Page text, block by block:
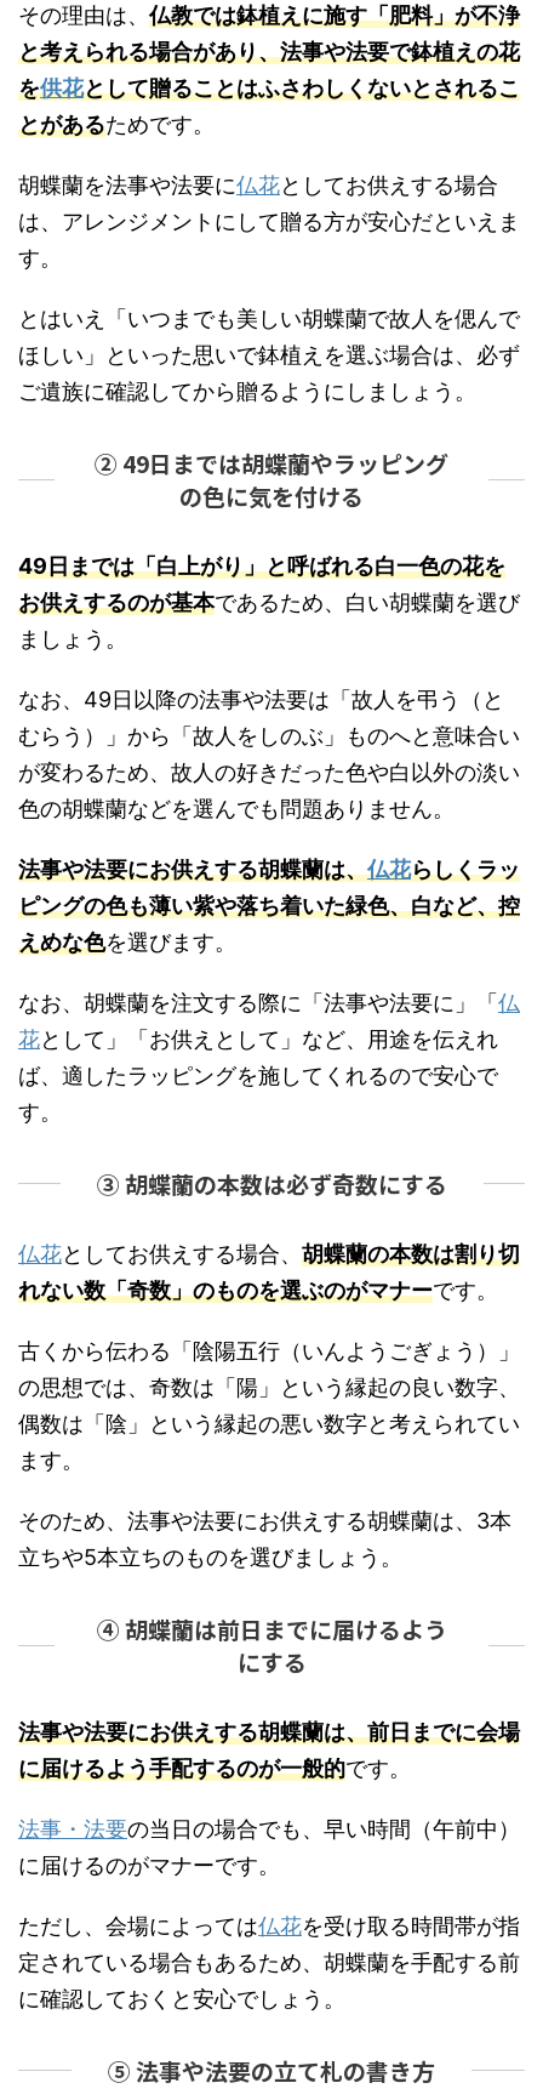
その理由は、仏教では鉢植えに施す「肥料」が不浄
と考えられる場合があり、法事や法要で鉢植えの花
を供花として贈ることはふさわしくないとされるこ
とがあるためです。
胡蝶蘭を法事や法要に仏花としてお供えする場合
は、アレンジメントにして贈る方が安心だといえま
す。
とはいえ「いつまでも美しい胡蝶蘭で故人を偲んで
ほしい」といった思いで鉢植えを選ぶ場合は、必ず
ご遺族に確認してから贈るようにしましょう。
② 49日までは胡蝶蘭やラッピング
の色に気を付ける
49日までは「白上がり」と呼ばれる白一色の花を
お供えするのが基本であるため、白い胡蝶蘭を選び
ましょう。
なお、49日以降の法事や法要は「故人を弔う（と
むらう）」から「故人をしのぶ」ものへと意味合い
が変わるため、故人の好きだった色や白以外の淡い
色の胡蝶蘭などを選んでも問題ありません。
法事や法要にお供えする胡蝶蘭は、仏花らしくラッ
ピングの色も薄い紫や落ち着いた緑色、白など、控
えめな色を選びます。
なお、胡蝶蘭を注文する際に「法事や法要に」「仏
花として」「お供えとして」など、用途を伝えれ
ば、適したラッピングを施してくれるので安心で
す。
③ 胡蝶蘭の本数は必ず奇数にする
仏花としてお供えする場合、 胡蝶蘭の本数は割り切
れない数「奇数」のものを選ぶのがマナーです。
古くから伝わる「陰陽五行（いんようごぎょう）」
の思想では、奇数は「陽」という縁起の良い数字、
偶数は「陰」という縁起の悪い数字と考えられてい
ます。
そのため、法事や法要にお供えする胡蝶蘭は、3本
立ちや5本立ちのものを選びましょう。
④ 胡蝶蘭は前日までに届けるよう
にする
法事や法要にお供えする胡蝶蘭は、前日までに会場
に届けるよう手配するのが一般的です。
法事・法要の当日の場合でも、早い時間（午前中）
に届けるのがマナーです。
ただし、会場によっては仏花を受け取る時間帯が指
定されている場合もあるため、胡蝶蘭を手配する前
に確認しておくと安心でしょう。
⑤ 法事や法要の立て札の書き方